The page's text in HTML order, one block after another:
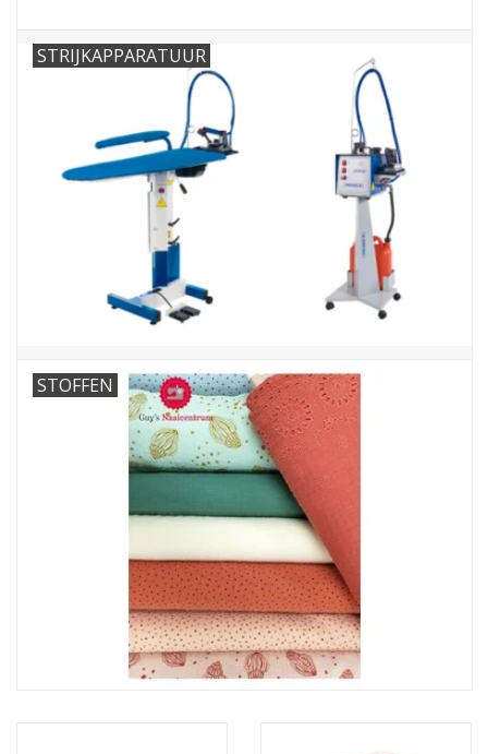
Guy's blog
STRIJKAPPARATUUR
STOFFEN